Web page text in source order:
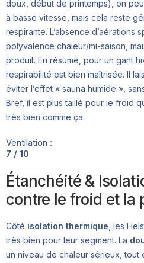
doux, début de printemps), on
à basse vitesse, mais cela reste
respirante. L’absence d’aérations
polyvalence chaleur/mi-saison,
produit. En résumé, pour un gant
respirabilité est bien maîtrisée. Il
éviter l’effet « sauna humide »,
Bref, il est plus taillé pour le froid
très bien comme ça.
Ventilation :
7 / 10
Étanchéité &
contre le froid et la
Côté isolation thermique , les
très bien pour leur segment. La
un niveau de chaleur sérieux, tout